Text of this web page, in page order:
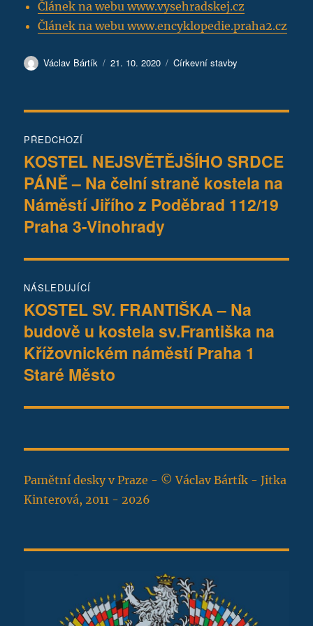
Článek na webu www.vysehradskej.cz
Článek na webu www.encyklopedie.praha2.cz
Autor:
Václav Bártík Publikováno:
21. 10. 2020 Rubriky:
Církevní stavby
pro
příspěvek
PŘEDCHOZÍ
Předchozí
příspěvek:
KOSTEL NEJSVĚTĚJŠÍHO SRDCE
PÁNĚ – Na čelní straně kostela na
Náměstí Jiřího z Poděbrad 112/19
Praha 3-Vinohrady
NÁSLEDUJÍCÍ
Následující
příspěvek:
KOSTEL SV. FRANTIŠKA – Na
budově u kostela sv.Františka na
Křížovnickém náměstí Praha 1
Staré Město
Pamětní desky v Praze - © Václav Bártík - Jitka
Kinterová, 2011 - 2026